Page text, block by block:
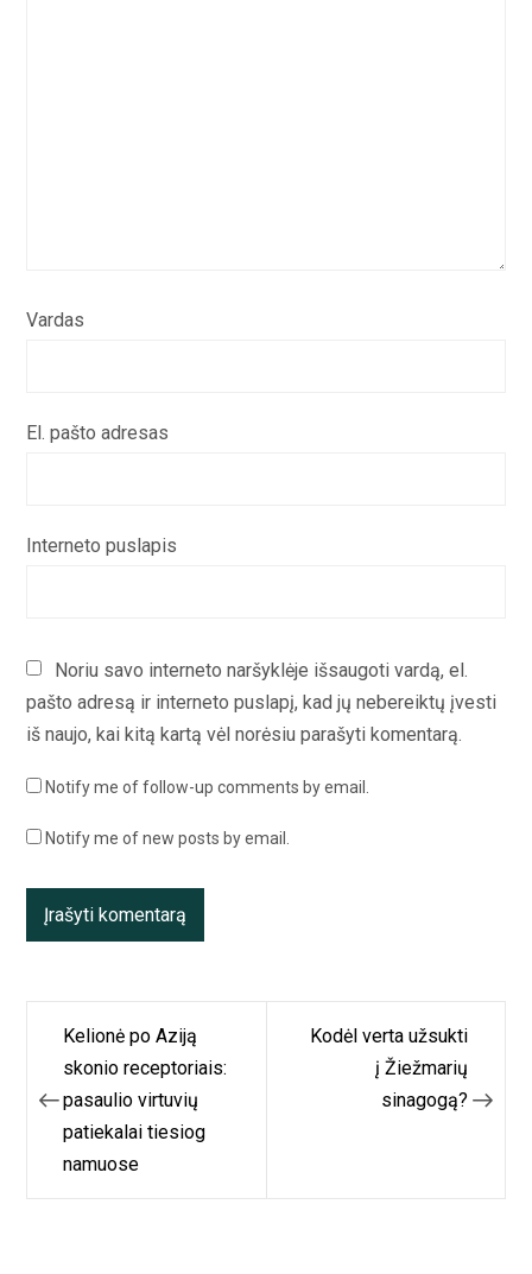
Vardas
El. pašto adresas
Interneto puslapis
Noriu savo interneto naršyklėje išsaugoti vardą, el.
pašto adresą ir interneto puslapį, kad jų nebereiktų įvesti
iš naujo, kai kitą kartą vėl norėsiu parašyti komentarą.
Notify me of follow-up comments by email.
Notify me of new posts by email.
Navigacija
tarp
įrašų
Kelionė po Aziją
skonio receptoriais:
pasaulio virtuvių
patiekalai tiesiog
namuose
Kodėl verta užsukti
į Žiežmarių
sinagogą?